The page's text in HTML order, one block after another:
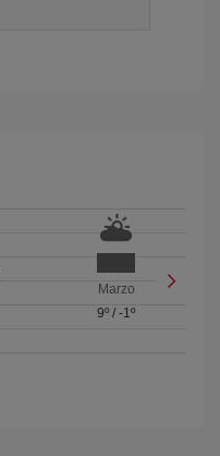
Marzo
9º /-1º